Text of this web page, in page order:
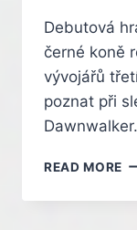
Debutová
černé koně
vývojářů
poznat při
READ MORE